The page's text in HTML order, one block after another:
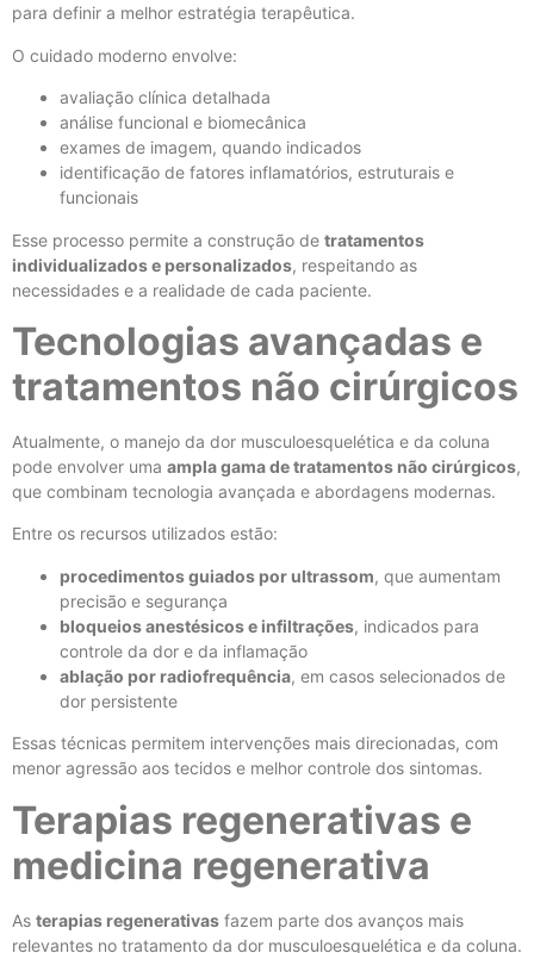
para definir a melhor estratégia terapêutica.
O cuidado moderno envolve:
avaliação clínica detalhada
análise funcional e biomecânica
exames de imagem, quando indicados
identificação de fatores inflamatórios, estruturais e
funcionais
Esse processo permite a construção de tratamentos
individualizados e personalizados, respeitando as
necessidades e a realidade de cada paciente.
Tecnologias avançadas e
tratamentos não cirúrgicos
Atualmente, o manejo da dor musculoesquelética e da coluna
pode envolver uma ampla gama de tratamentos não cirúrgicos,
que combinam tecnologia avançada e abordagens modernas.
Entre os recursos utilizados estão:
procedimentos guiados por ultrassom, que aumentam
precisão e segurança
bloqueios anestésicos e infiltrações, indicados para
controle da dor e da inflamação
ablação por radiofrequência, em casos selecionados de
dor persistente
Essas técnicas permitem intervenções mais direcionadas, com
menor agressão aos tecidos e melhor controle dos sintomas.
Terapias regenerativas e
medicina regenerativa
As terapias regenerativas fazem parte dos avanços mais
relevantes no tratamento da dor musculoesquelética e da coluna.